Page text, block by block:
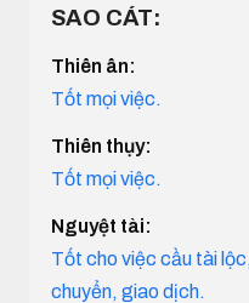
SAO CÁT:
Thiên ân:
Tốt mọi việc.
Thiên thụy:
Tốt mọi việc.
Nguyệt tài:
Tốt cho việc cầu tài
chuyển, giao dịch.